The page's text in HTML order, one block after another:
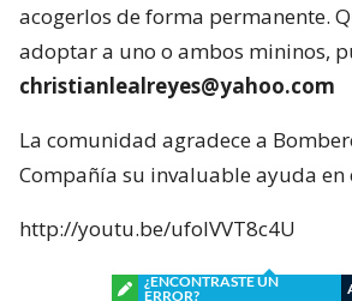
acogerlos de forma permanente.
adoptar a uno o ambos mininos,
christianlealreyes@yahoo.com
La comunidad agradece a
Compañía su invaluable ayuda en
http://youtu.be/ufoIVVT8c4U
¿ENCONTRASTE UN
ERROR?